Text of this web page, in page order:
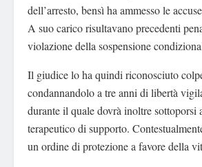
dell’arresto, bensì ha ammesso le
A suo carico risultavano precedenti
violazione della sospensione
Il giudice lo ha quindi riconosciuto
condannandolo a tre anni di libertà
durante il quale dovrà inoltre sottoporsi
terapeutico di supporto.
un ordine di protezione a favore della